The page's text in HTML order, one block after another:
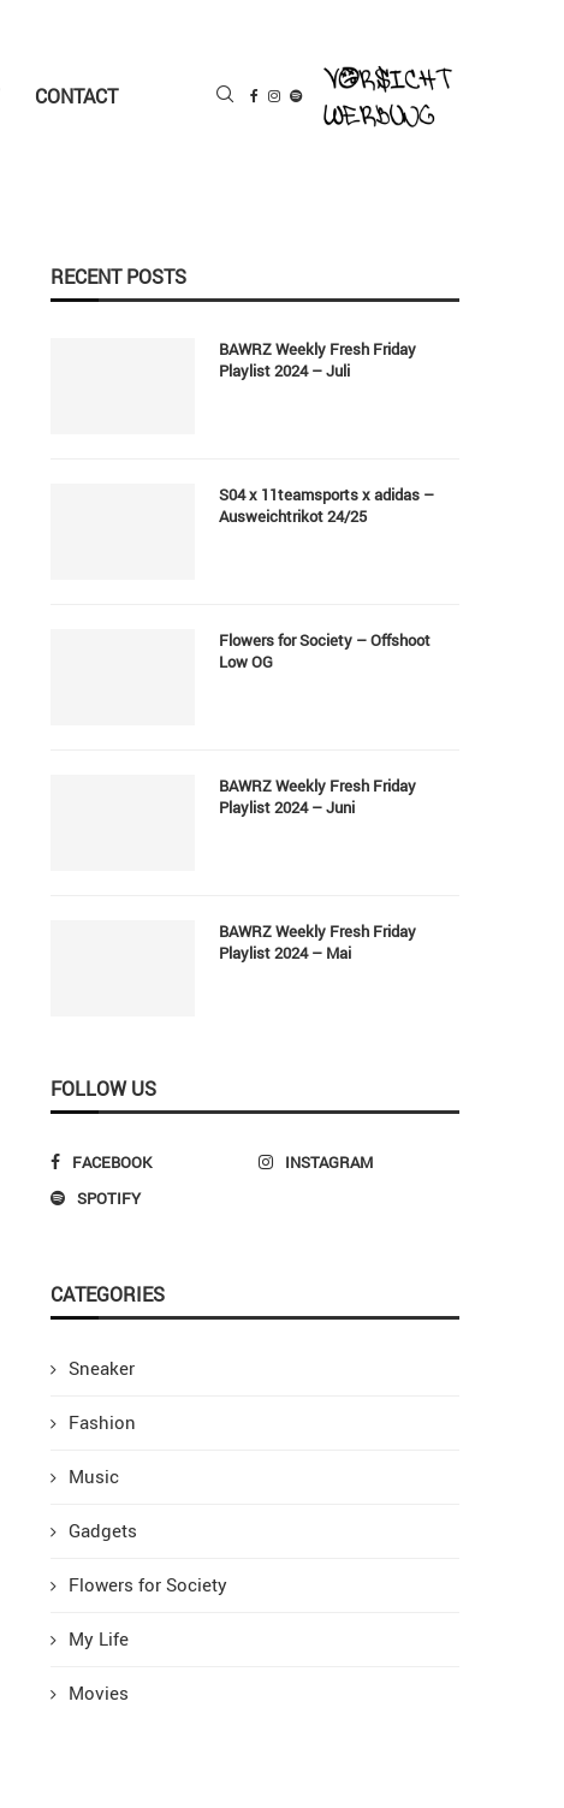
CONTACT
RECENT POSTS
BAWRZ Weekly Fresh Friday
Playlist 2024 – Juli
S04 x 11teamsports x adidas –
Ausweichtrikot 24/25
Flowers for Society – Offshoot
Low OG
BAWRZ Weekly Fresh Friday
Playlist 2024 – Juni
BAWRZ Weekly Fresh Friday
Playlist 2024 – Mai
FOLLOW US
FACEBOOK
INSTAGRAM
SPOTIFY
CATEGORIES
Sneaker
Fashion
Music
Gadgets
Flowers for Society
My Life
Movies